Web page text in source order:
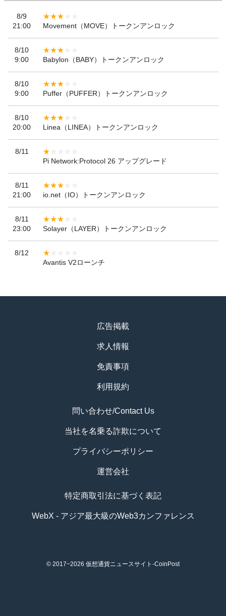
8/9
21:00
Movement（MOVE）トークンアンロック
8/10
9:00
Babylon（BABY）トークンアンロック
8/10
9:00
Puffer（PUFFER）トークンアンロック
8/10
20:00
Linea（LINEA）トークンアンロック
8/11
Pi Network:Protocol 26 アップグレード
8/11
21:00
io.net（IO）トークンアンロック
8/11
23:00
Solayer（LAYER）トークンアンロック
8/12
Avantis V2ローンチ
広告掲載
求人情報
免責事項
利用規約
問い合わせ/Contact Us
当社を名乗る詐欺について
プライバシーポリシー
運営会社
特定商取引法に基づく表記
WebX - アジア最大級のWeb3カンファレンス
© 2017−2026 仮想通貨ニュースサイト-CoinPost